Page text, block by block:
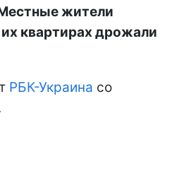
жители
квартирах дрожали
РБК-Украина со